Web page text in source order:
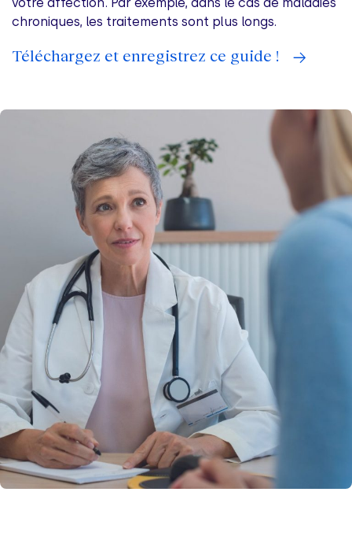
chroniques, les traitements sont plus longs.
Téléchargez et enregistrez ce guide !